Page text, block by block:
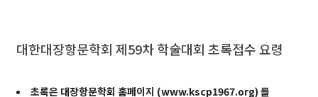
대한대장항문학회 제59차 학술대회 초록접수 요령
초록은 대장항문학회 홈페이지 (www.kscp1967.org) 를